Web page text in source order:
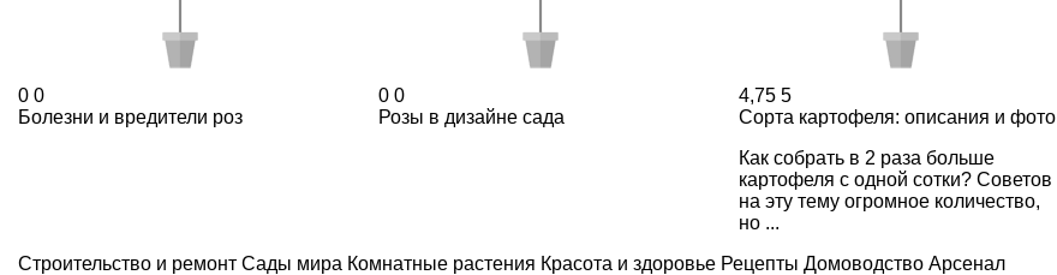
0 0
Болезни и вредители роз
0 0
Розы в дизайне сада
4,75 5
Сорта картофеля: описания и фото
Как собрать в 2 раза больше
картофеля с одной сотки? Советов
на эту тему огромное количество,
но ...
Строительство и ремонт Сады мира Комнатные растения Красота и здоровье Рецепты Домоводство Арсенал